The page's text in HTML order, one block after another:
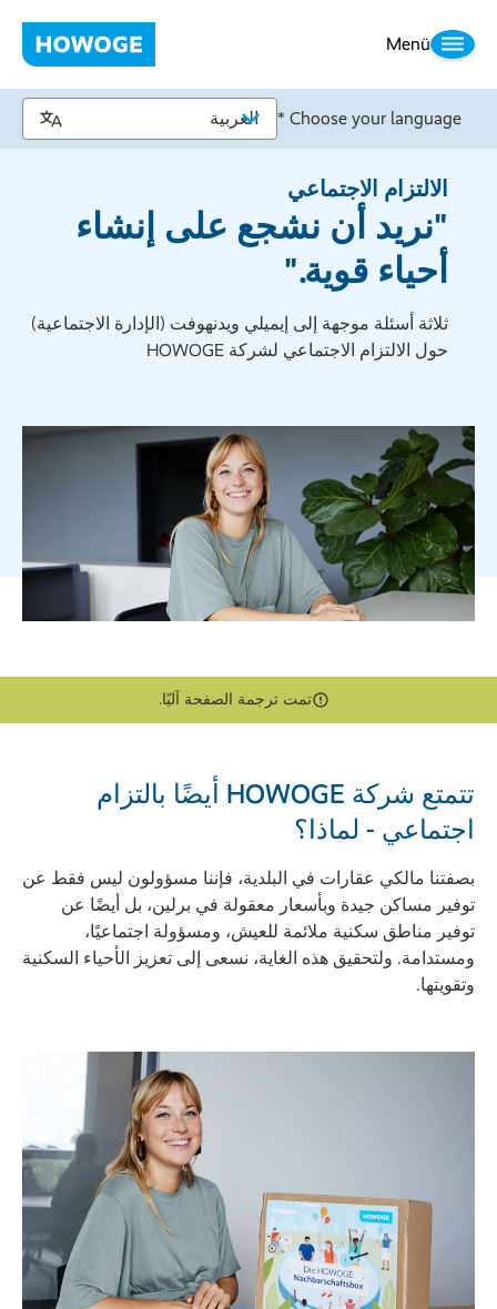
Menü
Choose your language *
الالتزام الاجتماعي
"نريد أن نشجع على إنشاء
أحياء قوية."
ثلاثة أسئلة موجهة إلى إيميلي ويدنهوفت (الإدارة الاجتماعية)
حول الالتزام الاجتماعي لشركة HOWOGE
تمت ترجمة الصفحة آليًا.
تتمتع شركة HOWOGE أيضًا بالتزام
اجتماعي - لماذا؟
بصفتنا مالكي عقارات في البلدية، فإننا مسؤولون ليس فقط عن
توفير مساكن جيدة وبأسعار معقولة في برلين، بل أيضًا عن
توفير مناطق سكنية ملائمة للعيش، ومسؤولة اجتماعيًا،
ومستدامة. ولتحقيق هذه الغاية، نسعى إلى تعزيز الأحياء السكنية
وتقويتها.